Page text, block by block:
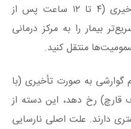
استفراغ و اسهال) به صورت تأخیری (۴ تا ۱۲ ساعت پس از
بیمار را به مرکز درمانی
منتقل کنید.
گوارشی به صورت تأخیری (با
از مصرف قارچ) رخ دهد، این دسته از
دارند. علت اصلی نارسایی